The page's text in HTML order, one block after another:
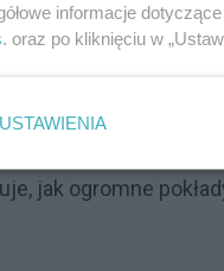
wśród nich tak
którą szkoły,
zmniejszenie się
edycji na potrzeby
Jest jednak jeszcze
jak ogromne
informacje
. oraz po kliknięciu w
USTAWIENIA